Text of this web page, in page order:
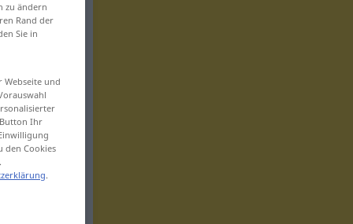
zu ändern
Rand der
Sie in
und
Ihr
den Cookies
.